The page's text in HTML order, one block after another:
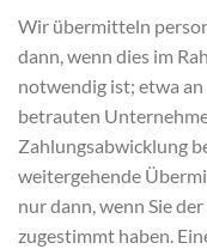
Wir übermitteln
dann, wenn dies im
notwendig ist; etwa
betrauten
Zahlungsabwicklung
weitergehende
nur dann, wenn Sie
zugestimmt haben.